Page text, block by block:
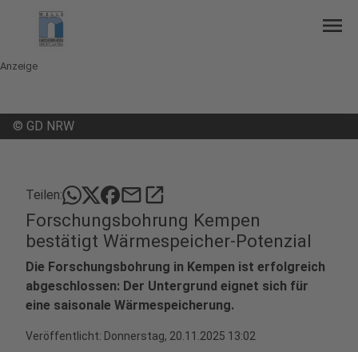
menu
Anzeige
© GD NRW
Teilen: mailopen_in_new
Forschungsbohrung Kempen
bestätigt Wärmespeicher-Potenzial
Die Forschungsbohrung in Kempen ist erfolgreich
abgeschlossen: Der Untergrund eignet sich für
eine saisonale Wärmespeicherung.
Veröffentlicht: Donnerstag, 20.11.2025 13:02